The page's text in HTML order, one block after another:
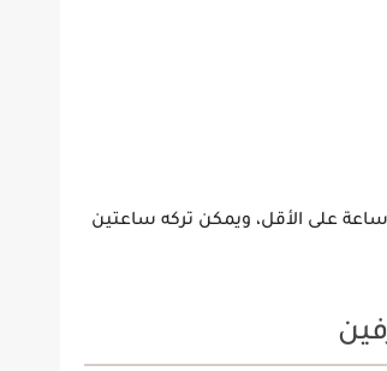
على الأقل، ويمكن تركه ساعتين